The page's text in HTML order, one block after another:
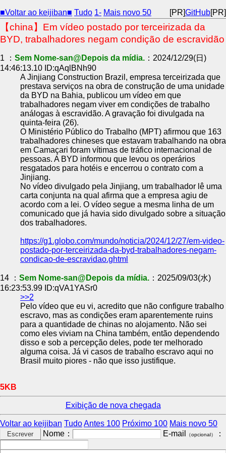
■Voltar ao keijiban■ Tudo 1- Mais novo 50 [PR]GitHub[PR]
【china】Em vídeo postado por terceirizada da
BYD, trabalhadores negam condição de escravidão
1 ： Sem Nome-san@Depois da mídia. ：2024/12/29(日)
14:46:13.10 ID:qAqlBNh90
A Jinjiang Construction Brazil, empresa terceirizada que
prestava serviços na obra de construção de uma unidade
da BYD na Bahia, publicou um vídeo em que
trabalhadores negam viver em condições de trabalho
análogas à escravidão. A gravação foi divulgada na
quinta-feira (26).
O Ministério Público do Trabalho (MPT) afirmou que 163
trabalhadores chineses que estavam trabalhando na obra
em Camaçari foram vítimas de tráfico internacional de
pessoas. A BYD informou que levou os operários
resgatados para hotéis e encerrou o contrato com a
Jinjiang.
No vídeo divulgado pela Jinjiang, um trabalhador lê uma
carta conjunta na qual afirma que a empresa agiu de
acordo com a lei. O vídeo segue a mesma linha de um
comunicado que já havia sido divulgado sobre a situação
dos trabalhadores.
https://g1.globo.com/mundo/noticia/2024/12/27/em-video-
postado-por-terceirizada-da-byd-trabalhadores-negam-
condicao-de-escravidao.ghtml
14 ： Sem Nome-san@Depois da mídia. ：2025/09/03(水)
16:23:53.99 ID:qVA1YASr0
>>2
Pelo vídeo que eu vi, acredito que não configure trabalho
escravo, mas as condições eram aparentemente ruins
para a quantidade de chinas no alojamento. Não sei
como eles viviam na China também, então dependendo
disso e sob a percepção deles, pode ter melhorado
alguma coisa. Já vi casos de trabalho escravo aqui no
Brasil muito piores - não que isso justifique.
5KB
Exibição de nova chegada
Voltar ao keijiban TudoAntes 100 Próximo 100 Mais novo 50
Nome：
E-mail （opcional） ：